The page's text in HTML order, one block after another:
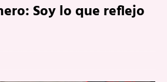
Soy lo que reflejo